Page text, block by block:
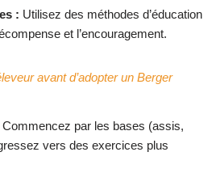
: Utilisez des méthodes d’éducation
et l’encouragement.
avant d’adopter un Berger
Commencez par les bases (assis,
vers des exercices plus